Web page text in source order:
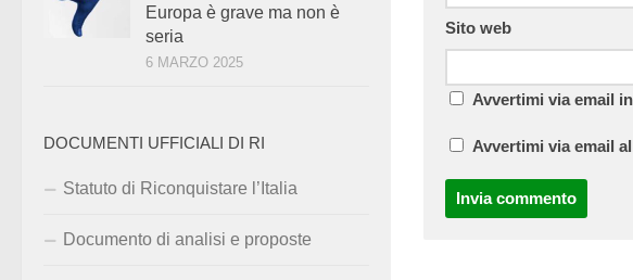
Sito web
Avvertimi via email
Avvertimi via email
Europa è grave ma non è
seria
6 MARZO 2025
DOCUMENTI UFFICIALI DI RI
Statuto di Riconquistare l’Italia
Documento di analisi e proposte